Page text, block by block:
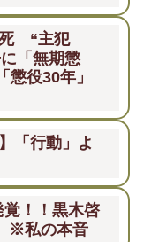
死 “主犯
「無期懲
役30年」
「行動」よ
！！黒木啓
※私の本音